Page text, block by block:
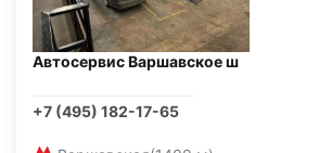
Автосервис Варшавское ш
+7 (495) 182-17-65